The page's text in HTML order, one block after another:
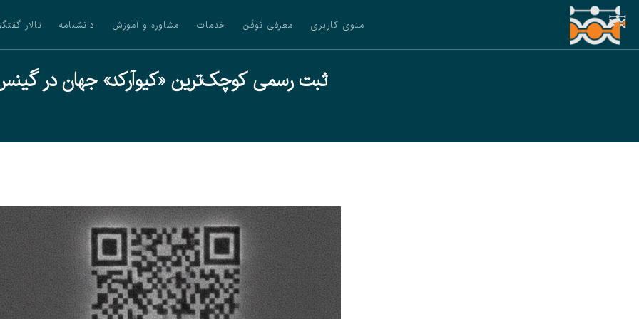
منوی کاربری معرفی نوفَن خدمات مشاوره و آموزش دانشنامه تالار
ثبت رسمی کوچک‌ترین «کیوآرکد» جهان در